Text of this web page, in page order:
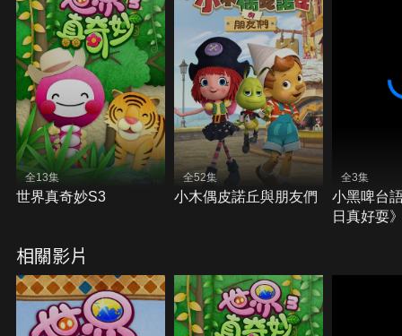
全13集
世界真奇妙S3
全52集
小木偶皮諾丘與朋友們
全3集
小黑啤台
日真好耍
相關影片